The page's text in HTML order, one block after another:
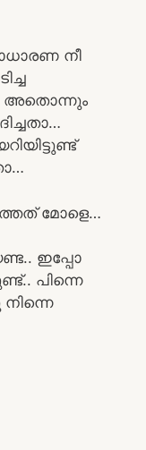
നീ
അതൊന്നും
മോളെ…
ഇപ്പോ
പിന്നെ